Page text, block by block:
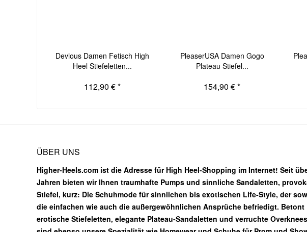
Devious Damen Fetisch High
Heel Stiefeletten...
112,90 € *
PleaserUSA Damen Gogo
Plateau Stiefel...
154,90 € *
ÜBER UNS
Higher-Heels.com ist die Adresse für High Heel-Shopping im Internet! Seit
Jahren bieten wir Ihnen traumhafte Pumps und sinnliche Sandaletten,
Stiefel, kurz: Die Schuhmode für sinnlichen bis exotischen Life-Style, der
die einfachen wie auch die außergewöhnlichen Ansprüche befriedigt. Betont
erotische Stiefeletten, elegante Plateau-Sandaletten und verruchte